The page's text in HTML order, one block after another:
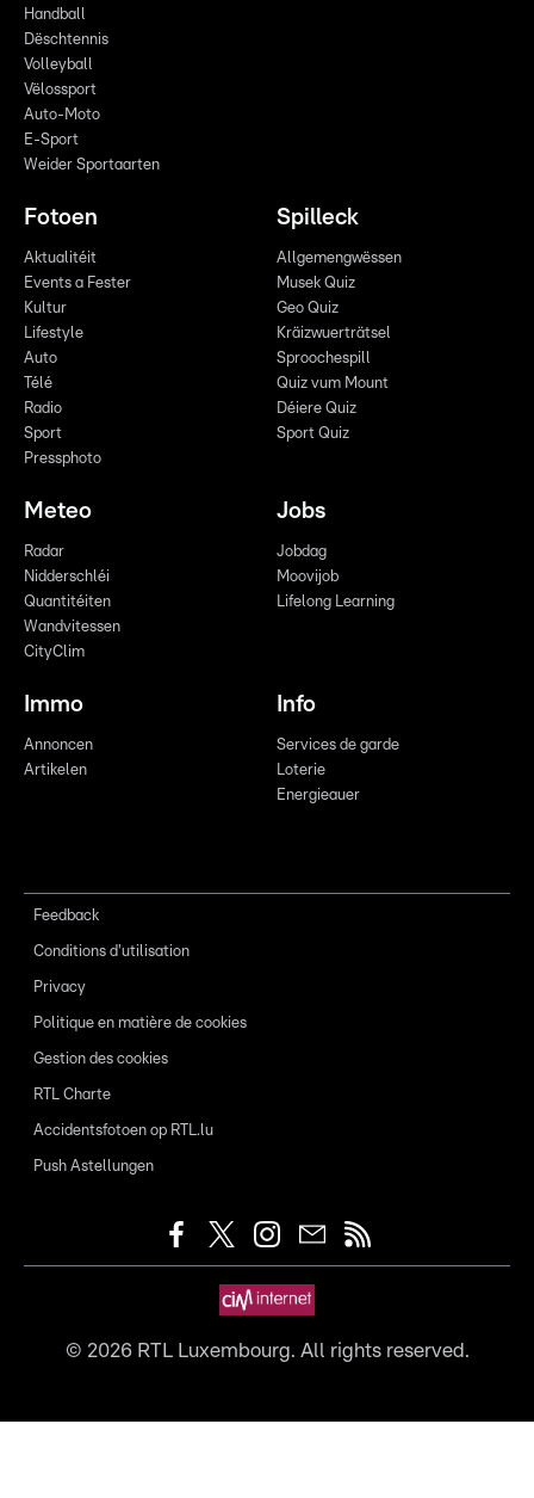
Handball
Dëschtennis
Volleyball
Vëlossport
Auto-Moto
E-Sport
Weider Sportaarten
Fotoen
Aktualitéit
Events a Fester
Kultur
Lifestyle
Auto
Télé
Radio
Sport
Pressphoto
Spilleck
Allgemengwëssen
Musek Quiz
Geo Quiz
Kräizwuerträtsel
Sproochespill
Quiz vum Mount
Déiere Quiz
Sport Quiz
Meteo
Radar
Nidderschléi
Quantitéiten
Wandvitessen
CityClim
Jobs
Jobdag
Moovijob
Lifelong Learning
Immo
Annoncen
Artikelen
Info
Services de garde
Loterie
Energieauer
Feedback
Conditions d'utilisation
Privacy
Politique en matière de cookies
Gestion des cookies
RTL Charte
Accidentsfotoen op RTL.lu
Push Astellungen
© 2026RTL Luxembourg. All rights reserved.